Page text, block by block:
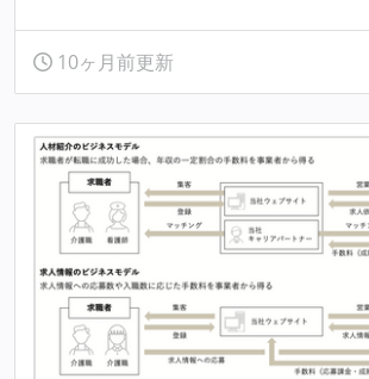
10ヶ月前更新